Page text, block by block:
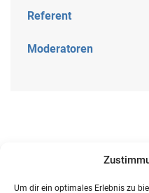
Um dir ein optimales Erlebnis zu
Referent
Moderatoren
Virtueller
Mentoring als